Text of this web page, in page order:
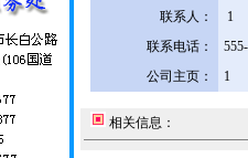
联系人：
1
联系电话：
公司主页：
1
相关信息：